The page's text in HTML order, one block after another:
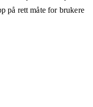
på rett måte for brukere